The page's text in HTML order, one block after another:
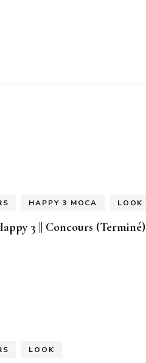
HAPPY 3 MOCA LOOK
3 || Concours (Terminé)
LOOK